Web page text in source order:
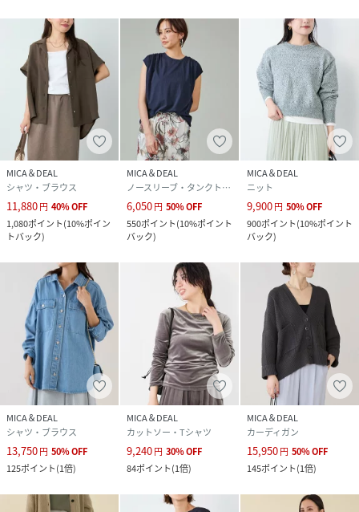
MICA＆DEAL
シャツ・ブラウス
11,880円 40%OFF
1,080ポイント(10%ポイン
トバック)
MICA＆DEAL
ノースリーブ・タンクトップ
6,050円 50%OFF
550ポイント(10%ポイント
バック)
MICA＆DEAL
ニット
9,900円 50%OFF
900ポイント(10%ポイント
バック)
MICA＆DEAL
シャツ・ブラウス
13,750円 50%OFF
125ポイント(1倍)
MICA＆DEAL
カットソー・Tシャツ
9,240円 30%OFF
84ポイント(1倍)
MICA＆DEAL
カーディガン
15,950円 50%OFF
145ポイント(1倍)